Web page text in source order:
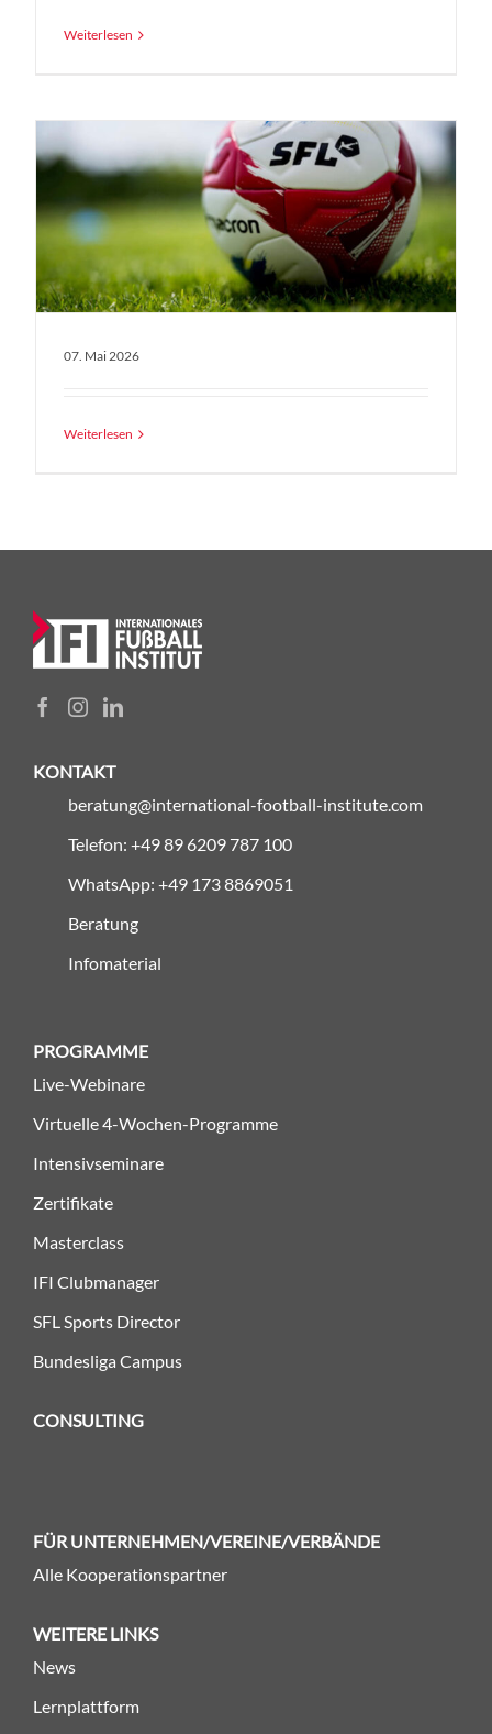
Weiterlesen
07. Mai 2026
Weiterlesen
KONTAKT
beratung@international-football-institute.com
Telefon: +49 89 6209 787 100
WhatsApp: +49 173 8869051
Beratung
Infomaterial
PROGRAMME
Live-Webinare
Virtuelle 4-Wochen-Programme
Intensivseminare
Zertifikate
Masterclass
IFI Clubmanager
SFL Sports Director
Bundesliga Campus
CONSULTING
FÜR UNTERNEHMEN/VEREINE/VERBÄNDE
Alle Kooperationspartner
WEITERE LINKS
News
Lernplattform